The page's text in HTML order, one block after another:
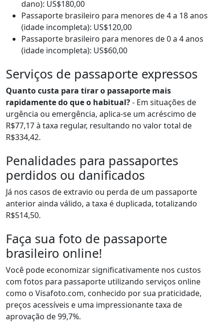
dano): US$180,00
Passaporte brasileiro para menores de 4 a 18 anos
(idade incompleta): US$120,00
Passaporte brasileiro para menores de 0 a 4 anos
(idade incompleta): US$60,00
Serviços de passaporte expressos
Quanto custa para tirar o passaporte mais
rapidamente do que o habitual?- Em situações de
urgência ou emergência, aplica-se um acréscimo de
R$77,17 à taxa regular, resultando no valor total de
R$334,42.
Penalidades para passaportes
perdidos ou danificados
Já nos casos de extravio ou perda de um passaporte
anterior ainda válido, a taxa é duplicada, totalizando
R$514,50.
Faça sua foto de passaporte
brasileiro online!
Você pode economizar significativamente nos custos
com fotos para passaporte utilizando serviços online
como o Visafoto.com, conhecido por sua praticidade,
preços acessíveis e uma impressionante taxa de
aprovação de 99,7%.